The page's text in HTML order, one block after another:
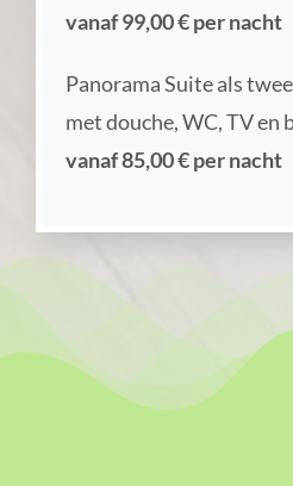
vanaf 99,00 € per nacht
Panorama Suite als
met douche, WC, TV en
vanaf 85,00 € per nacht